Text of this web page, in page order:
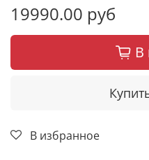
19990.00 руб
В
В избранное